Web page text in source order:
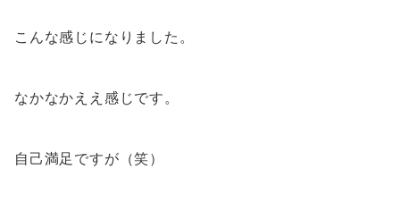
こんな感じになりました。
なかなかええ感じです。
自己満足ですが（笑）